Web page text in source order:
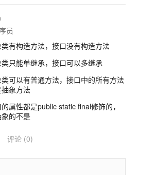
员
有构造方法，接口没有构造方法
只能单继承，接口可以多继承
可以有普通方法，接口中的所有方法
象方法
属性都是public static final修饰的，
的不是
评论 (0)